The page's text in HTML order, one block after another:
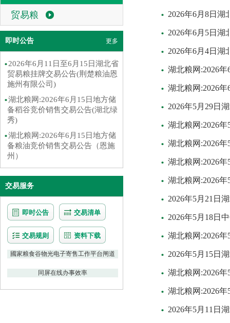
贸易粮
即时公告 更多
2026年6月11日至6月15日湖北省
贸易粮挂牌交易公告(荆楚粮油恩
施州有限公司)
湖北粮网:2026年6月15日地方储
备稻谷竞价销售交易公告(湖北绿
秀)
湖北粮网:2026年6月15日地方储
备粮油竞价销售交易公告（恩施
州）
交易服务
即时公告 交易清单
交易规则 资料下载
國家粮食谷物光电子寄售工作平台闸道
同屏在线办事效率
2026年6月8日
2026年6月5日
2026年6月4日
湖北粮网:2026
湖北粮网:2026
2026年5月29日
湖北粮网:2026
湖北粮网:2026
湖北粮网:2026
湖北粮网:2026
2026年5月21日
2026年5月18日
湖北粮网:2026
2026年5月15日
湖北粮网:2026
湖北粮网:2026
2026年5月11日